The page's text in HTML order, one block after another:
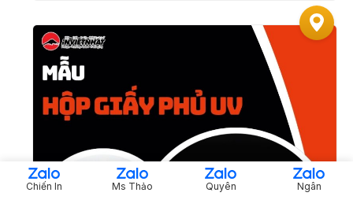
Chiến In Ms Thảo Quyên Ngân